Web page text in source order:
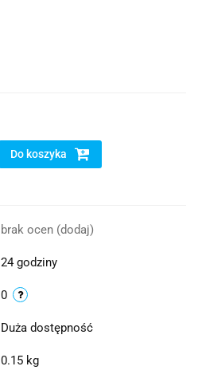
Do koszyka
brak ocen (dodaj)
24 godziny
0
Duża dostępność
0.15 kg